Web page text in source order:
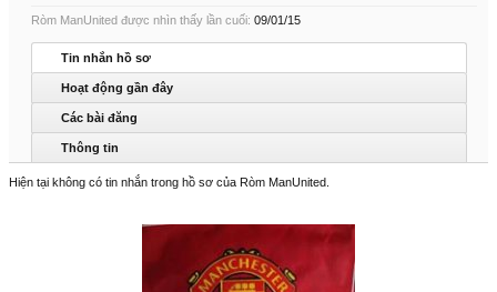
Ròm ManUnited được nhìn thấy lần cuối: 09/01/15
Tin nhắn hồ sơ
Hoạt động gần đây
Các bài đăng
Thông tin
Hiện tại không có tin nhắn trong hồ sơ của Ròm ManUnited.